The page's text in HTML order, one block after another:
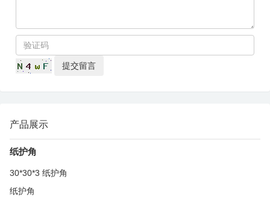
产品展示
纸护角
30*30*3 纸护角
纸护角